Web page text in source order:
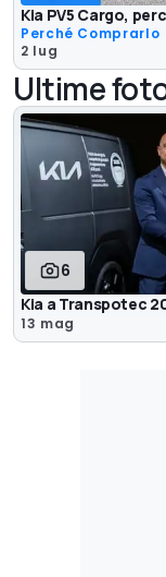
Kia PV5 Cargo,
Perché Comprarlo
2 lug
Ultime
6
Kia a Transpotec
13 mag